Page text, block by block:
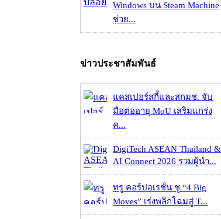
Windows บน Steam Machine
ช่วย...
ข่าวประชาสัมพันธ์
แคสเปอร์สกี้และสกมช. จับ
มือต่ออายุ MoU เสริมแกร่ง
ค...
DigiTech ASEAN Thailand &
AI Connect 2026 รวมผู้นำ...
ทรู คอร์ปอเรชั่น ชู “4 Big
Moves” เร่งพลิกโฉมสู่ T...